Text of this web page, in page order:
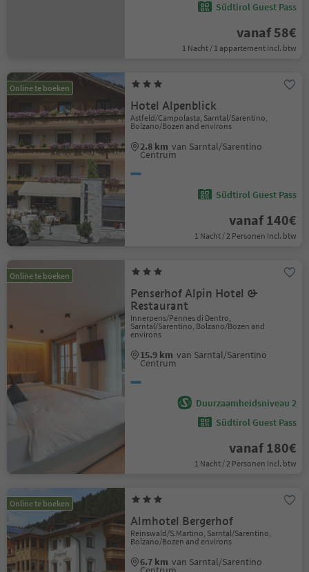
Südtirol Guest Pass
vanaf 58€
1 Nacht / 1 appartement Incl. btw
Online te boeken
Hotel Alpenblick
Astfeld/Campolasta, Sarntal/Sarentino,
Bolzano/Bozen and environs
2.8 km van Sarntal/Sarentino
Centrum
Südtirol Guest Pass
vanaf 140€
1 Nacht / 2 Personen Incl. btw
Online te boeken
Penserhof Alpin Hotel &
Restaurant
Innerpens/Pennes di Dentro,
Sarntal/Sarentino, Bolzano/Bozen and
environs
15.9 km van Sarntal/Sarentino
Centrum
Duurzaamheidsniveau 2
Südtirol Guest Pass
vanaf 180€
1 Nacht / 2 Personen Incl. btw
Online te boeken
Almhotel Bergerhof
Reinswald/S.Martino, Sarntal/Sarentino,
Bolzano/Bozen and environs
6.7 km van Sarntal/Sarentino